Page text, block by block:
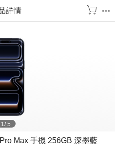
詳情
1/5
Max 手機 256GB 深墨藍